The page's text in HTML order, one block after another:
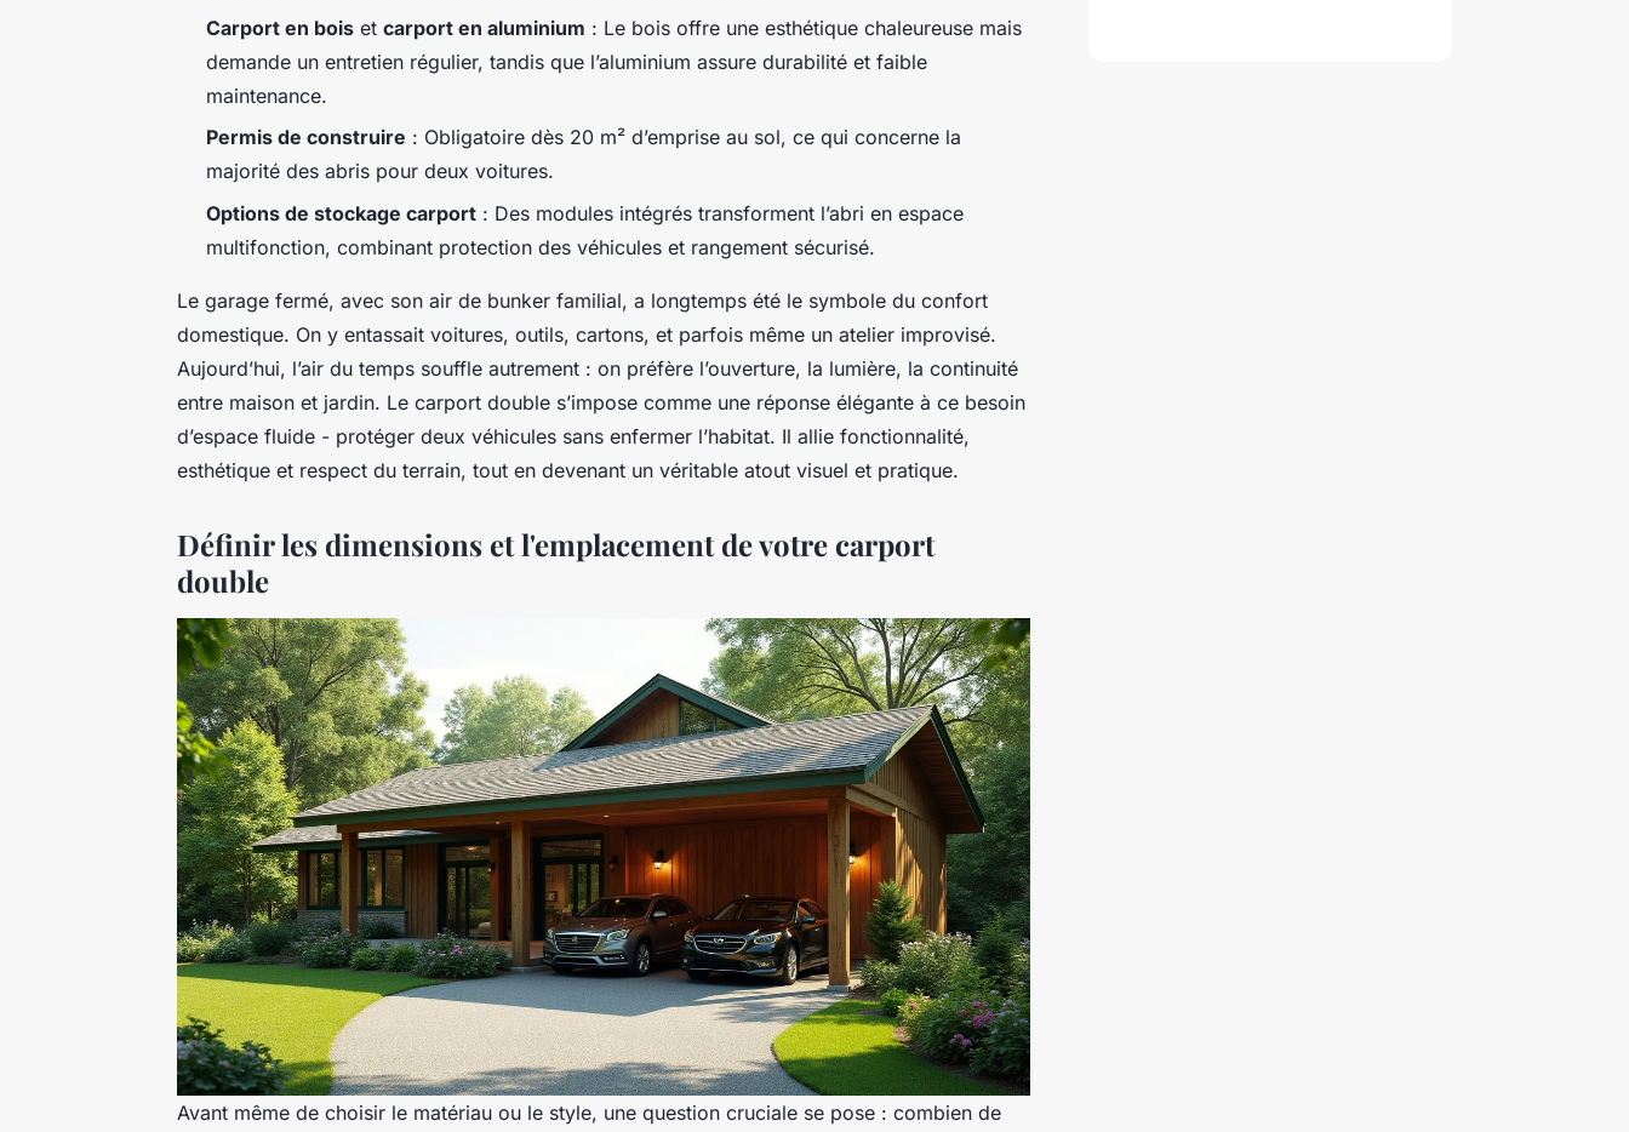
Carport en bois et carport en aluminium : Le bois offre une esthétique chaleureuse mais
demande un entretien régulier, tandis que l’aluminium assure durabilité et faible
maintenance.
Permis de construire : Obligatoire dès 20 m² d’emprise au sol, ce qui concerne la
majorité des abris pour deux voitures.
Options de stockage carport : Des modules intégrés transforment l’abri en espace
multifonction, combinant protection des véhicules et rangement sécurisé.
Le garage fermé, avec son air de bunker familial, a longtemps été le symbole du confort
domestique. On y entassait voitures, outils, cartons, et parfois même un atelier improvisé.
Aujourd’hui, l’air du temps souffle autrement : on préfère l’ouverture, la lumière, la continuité
entre maison et jardin. Le carport double s’impose comme une réponse élégante à ce besoin
d’espace fluide - protéger deux véhicules sans enfermer l’habitat. Il allie fonctionnalité,
esthétique et respect du terrain, tout en devenant un véritable atout visuel et pratique.
Définir les dimensions et l'emplacement de votre carport
double
Avant même de choisir le matériau ou le style, une question cruciale se pose : combien de